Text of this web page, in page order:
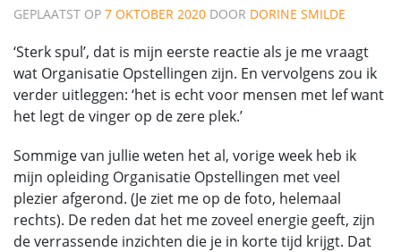
GEPLAATST OP 7 OKTOBER 2020 DOOR DORINE SMILDE
‘Sterk spul’, dat is mijn eerste reactie als je me vraagt
wat Organisatie Opstellingen zijn. En vervolgens zou ik
verder uitleggen: ‘het is echt voor mensen met lef want
het legt de vinger op de zere plek.’
Sommige van jullie weten het al, vorige week heb ik
mijn opleiding Organisatie Opstellingen met veel
plezier afgerond. (Je ziet me op de foto, helemaal
rechts). De reden dat het me zoveel energie geeft, zijn
de verrassende inzichten die je in korte tijd krijgt. Dat